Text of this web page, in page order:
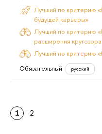
Лучший по критерию
будущей карьеры»
Лучший по критерию
расширения
Лучший по критерию
Обязательный
русский
1 2